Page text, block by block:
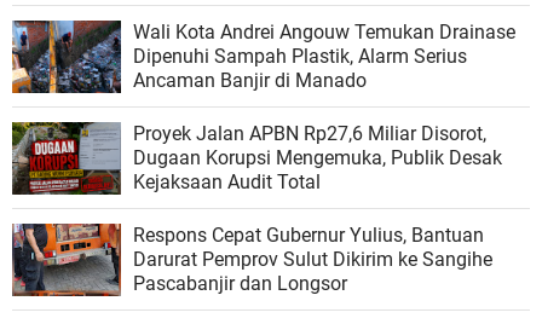
Wali Kota Andrei Angouw Temukan Drainase
Dipenuhi Sampah Plastik, Alarm Serius
Ancaman Banjir di Manado
Proyek Jalan APBN Rp27,6 Miliar Disorot,
Dugaan Korupsi Mengemuka, Publik Desak
Kejaksaan Audit Total
Respons Cepat Gubernur Yulius, Bantuan
Darurat Pemprov Sulut Dikirim ke Sangihe
Pascabanjir dan Longsor